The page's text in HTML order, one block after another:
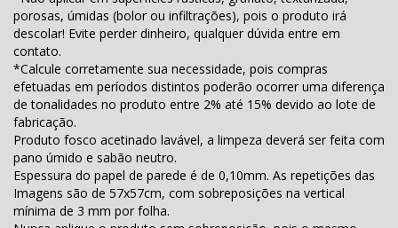
porosas, úmidas (bolor ou infiltrações), pois o produto irá
descolar! Evite perder dinheiro, qualquer dúvida entre em
contato.
*Calcule corretamente sua necessidade, pois compras
efetuadas em períodos distintos poderão ocorrer uma diferença
de tonalidades no produto entre 2% até 15% devido ao lote de
fabricação.
Produto fosco acetinado lavável, a limpeza deverá ser feita com
pano úmido e sabão neutro.
Espessura do papel de parede é de 0,10mm. As repetições das
Imagens são de 57x57cm, com sobreposições na vertical
mínima de 3 mm por folha.